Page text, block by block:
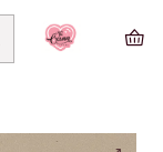
SOBRE$39.990